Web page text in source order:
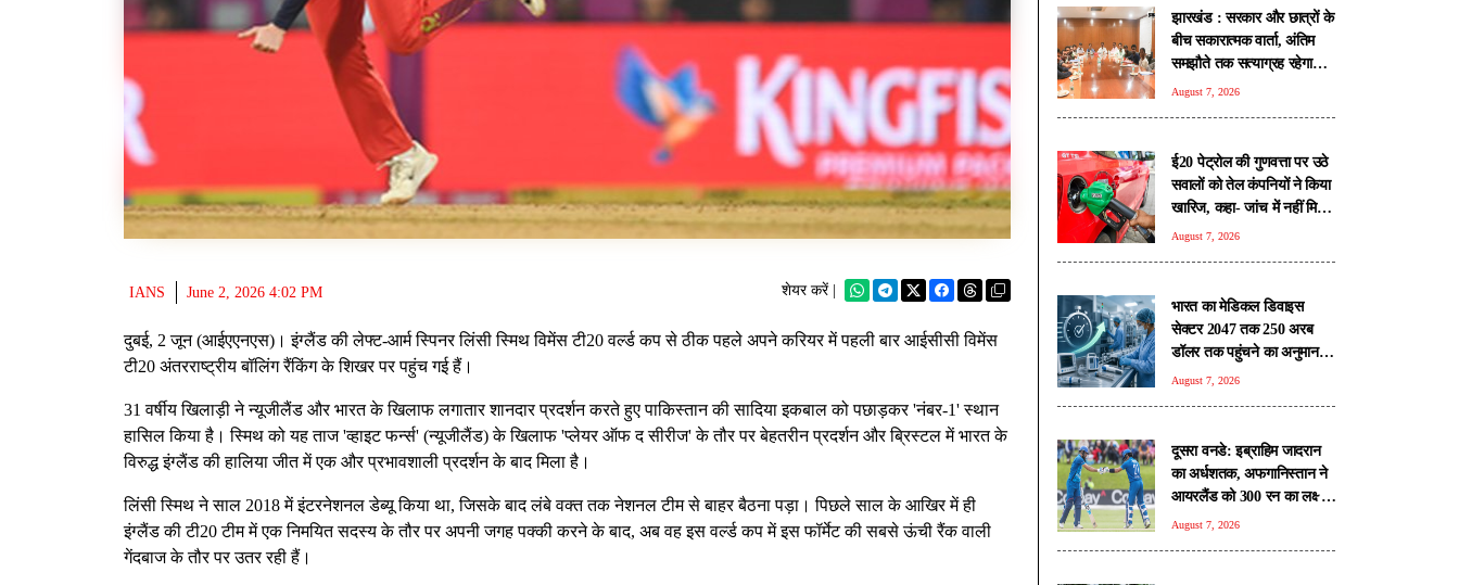
IANS June 2, 2026 4:02 PM शेयर करें |
दुबई, 2 जून (आईएएनएस)। इंग्लैंड की लेफ्ट-आर्म स्पिनर लिंसी स्मिथ विमेंस टी20 वर्ल्ड कप से ठीक पहले अपने करियर में पहली बार आईसीसी विमेंस
टी20 अंतरराष्ट्रीय बॉलिंग रैंकिंग के शिखर पर पहुंच गई हैं।
31 वर्षीय खिलाड़ी ने न्यूजीलैंड और भारत के खिलाफ लगातार शानदार प्रदर्शन करते हुए पाकिस्तान की सादिया इकबाल को पछाड़कर 'नंबर-1' स्थान
हासिल किया है। स्मिथ को यह ताज 'व्हाइट फर्न्स' (न्यूजीलैंड) के खिलाफ 'प्लेयर ऑफ द सीरीज' के तौर पर बेहतरीन प्रदर्शन और ब्रिस्टल में भारत के
विरुद्ध इंग्लैंड की हालिया जीत में एक और प्रभावशाली प्रदर्शन के बाद मिला है।
लिंसी स्मिथ ने साल 2018 में इंटरनेशनल डेब्यू किया था, जिसके बाद लंबे वक्त तक नेशनल टीम से बाहर बैठना पड़ा। पिछले साल के आखिर में ही
इंग्लैंड की टी20 टीम में एक निमयित सदस्य के तौर पर अपनी जगह पक्की करने के बाद, अब वह इस वर्ल्ड कप में इस फॉर्मेट की सबसे ऊंची रैंक वाली
गेंदबाज के तौर पर उतर रही हैं।
झारखंड : सरकार और छात्रों के
बीच सकारात्मक वार्ता, अंतिम
समझौते तक सत्याग्रह रहेगा
जारी
August 7, 2026
ई20 पेट्रोल की गुणवत्ता पर उठे
सवालों को तेल कंपनियों ने किया
खारिज, कहा- जांच में नहीं मिली
कोई गड़बड़ी
August 7, 2026
भारत का मेडिकल डिवाइस
सेक्टर 2047 तक 250 अरब
डॉलर तक पहुंचने का अनुमान:
रिपोर्ट
August 7, 2026
दूसरा वनडे: इब्राहिम जादरान
का अर्धशतक, अफगानिस्तान ने
आयरलैंड को 300 रन का लक्ष्य
दिया
August 7, 2026